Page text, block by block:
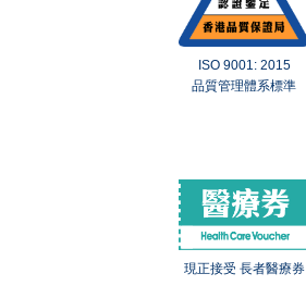
ISO 9001: 2015
品質管理體系標準
現正接受 長者醫療券